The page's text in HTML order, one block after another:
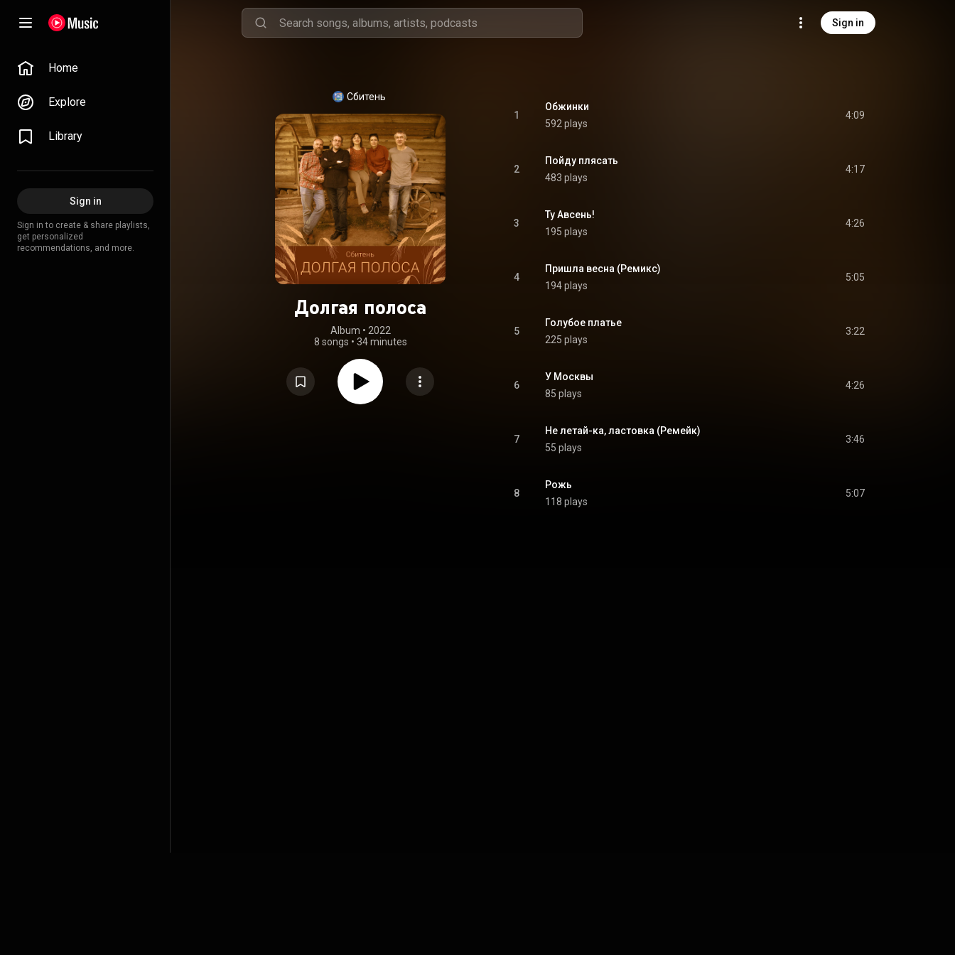
Sign in
Home
Explore
Library
Sign in
Sign in to create & share playlists,
get personalized
recommendations, and more.
Сбитень
Долгая полоса
Album • 2022
8 songs • 34 minutes
1
Обжинки
592 plays
4:09
2
Пойду плясать
483 plays
4:17
3
Ту Авсень!
195 plays
4:26
4
Пришла весна (Ремикс)
194 plays
5:05
5
Голубое платье
225 plays
3:22
6
У Москвы
85 plays
4:26
7
Не летай-ка, ластовка (Ремейк)
55 plays
3:46
8
Рожь
118 plays
5:07